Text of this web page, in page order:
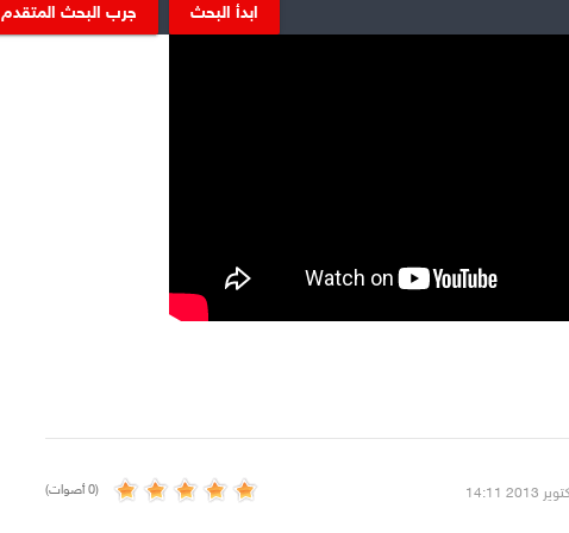
ابدأ البحث جرب البحث المتقدم
(0 أصوات)